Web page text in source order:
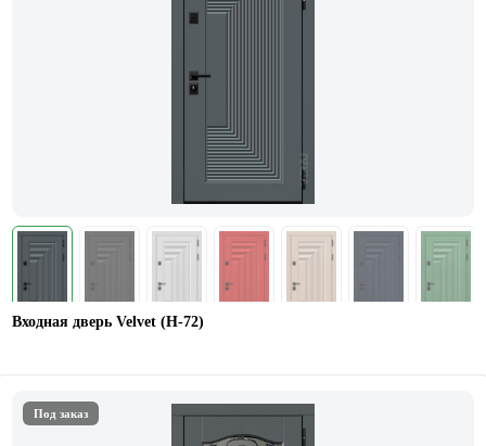
Входная дверь Velvet (Н-72)
Под заказ